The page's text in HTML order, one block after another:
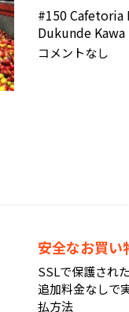
#150 Cafetoria
Dukunde Kawa
コメントなし
安全なお買い
SSLで保護され
追加料金なしで
払方法